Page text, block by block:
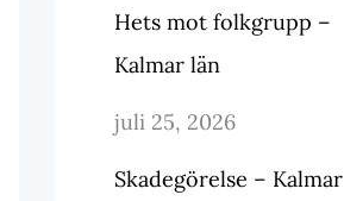
Hets mot folkgrupp –
Kalmar län
juli 25, 2026
Skadegörelse – Kalmar